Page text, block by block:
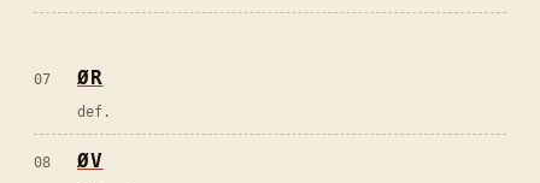
07 ØR
def.
08 ØV